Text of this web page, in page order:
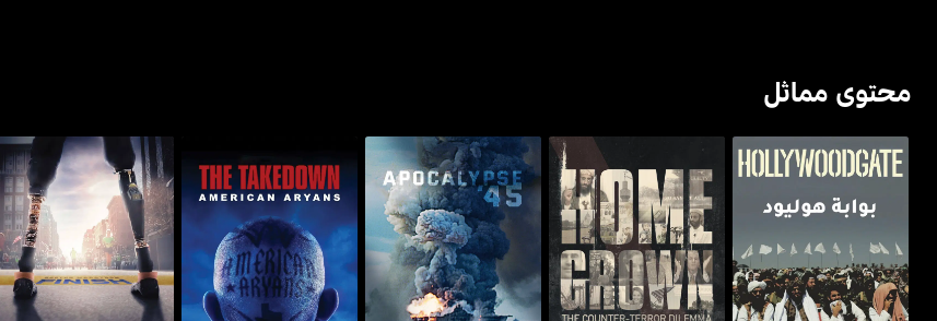
محتوى مماثل
بوابة هوليود
(هوليوودغايت)
هومغرون: ذا كاونتر-تيرور
ديلما
أبوكاليبس 45 ذا تيكداون : أميريكان أريانز
ماراثون: ذا باتريوتس داي
بومبينغ